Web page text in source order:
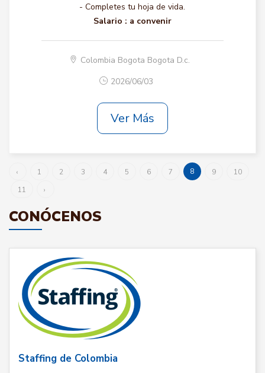
- Completes tu hoja de vida.
Salario : a convenir
Colombia Bogota Bogota D.c.
2026/06/03
Ver Más
‹ 1 2 3 4 5 6 7 8 9
10
11
›
CONÓCENOS
Staffing de Colombia